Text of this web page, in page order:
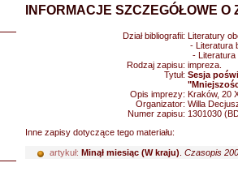
INFORMACJE SZCZEGÓŁOWE O
Dział bibliografii: Literatury
- Literatura
- Literatura
Rodzaj zapisu: impreza.
Tytuł: Sesja
Opis imprezy: Kraków, 20
Organizator: Willa
Numer zapisu: 1301030
Inne zapisy dotyczące tego materiału:
artykuł: Minął miesiąc (W kraju) Czasopis